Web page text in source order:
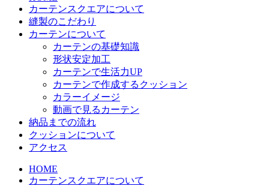
カーテンスクエアについて
縫製のこだわり
カーテンについて
カーテンの基礎知識
形状安定加工
カーテンで生活力UP
カーテンで作成するクッション
カラーイメージ
動画で見るカーテン
納品までの流れ
クッションについて
アクセス
HOME
カーテンスクエアについて